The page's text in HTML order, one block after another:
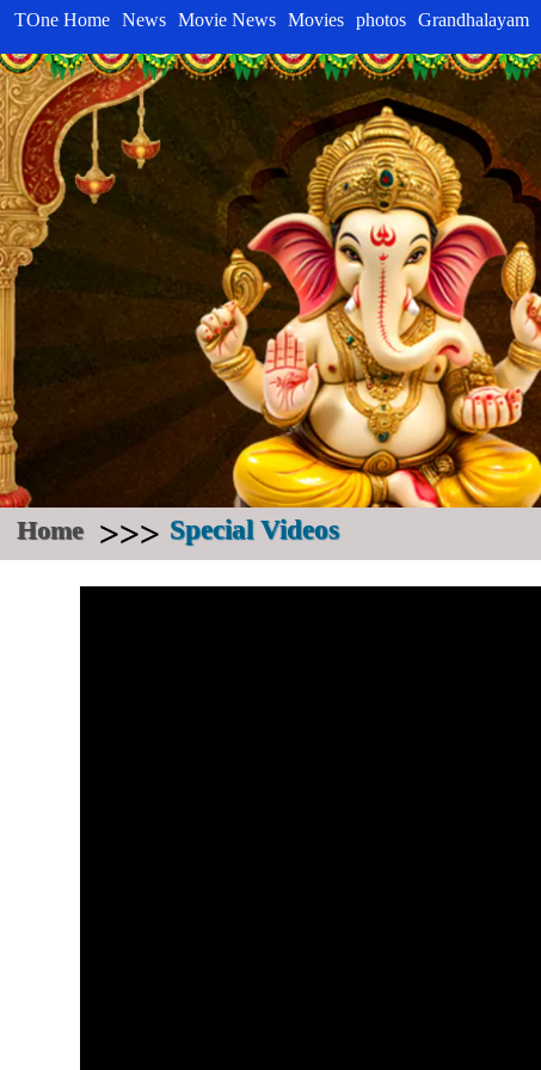
TOne Home News Movie News Movies photos Grandhalayam
Home >>> Special Videos